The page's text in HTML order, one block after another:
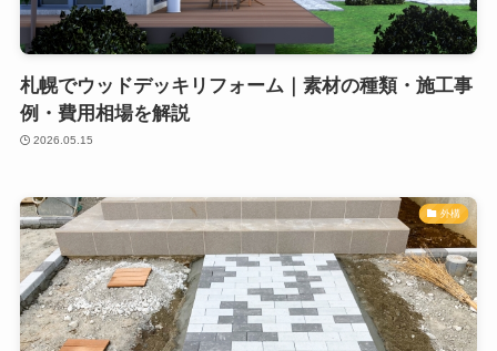
札幌でウッドデッキリフォーム｜素材の種類・施工事
例・費用相場を解説
2026.05.15
外構